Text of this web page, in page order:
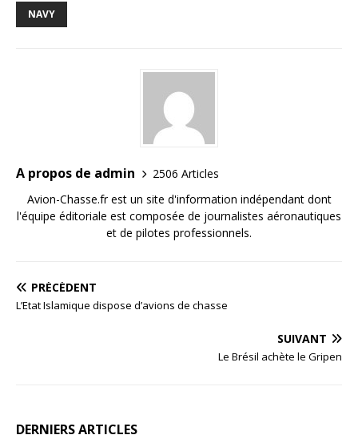
NAVY
A propos de admin
2506 Articles
Avion-Chasse.fr est un site d'information indépendant dont
l'équipe éditoriale est composée de journalistes aéronautiques
et de pilotes professionnels.
PRÉCÉDENT
L’Etat Islamique dispose d’avions de chasse
SUIVANT
Le Brésil achète le Gripen
DERNIERS ARTICLES